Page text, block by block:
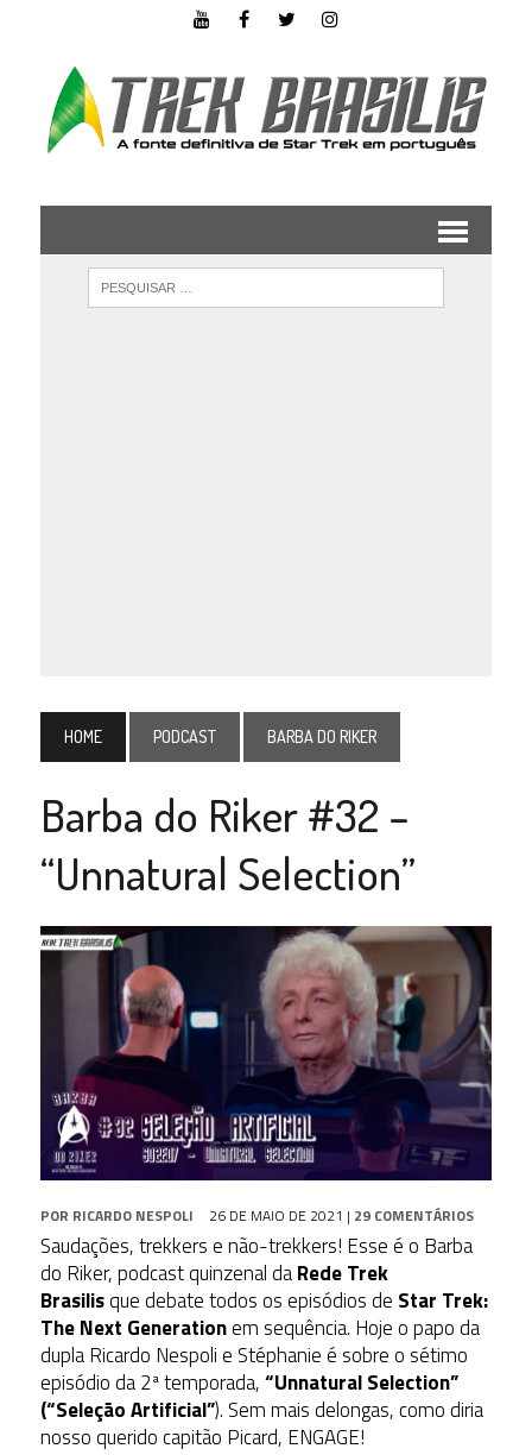
HOME PODCAST BARBA DO RIKER
Barba do Riker #32 –
“Unnatural Selection”
POR RICARDO NESPOLI 26 DE MAIO DE 2021 | 29 COMENTÁRIOS
Saudações, trekkers e não-trekkers! Esse é o Barba
do Riker, podcast quinzenal daRede Trek
Brasilisque debate todos os episódios de Star Trek:
The Next Generationem sequência. Hoje o papo da
dupla Ricardo Nespoli e Stéphanie é sobre o sétimo
episódio da 2ª temporada,“Unnatural Selection”
(“Seleção Artificial”). Sem mais delongas, como diria
nosso querido capitão Picard, ENGAGE!